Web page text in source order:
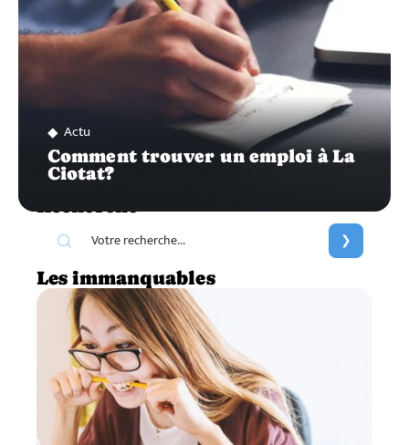
Actu
Comment trouver un emploi à La
Ciotat?
Recherche
Les immanquables